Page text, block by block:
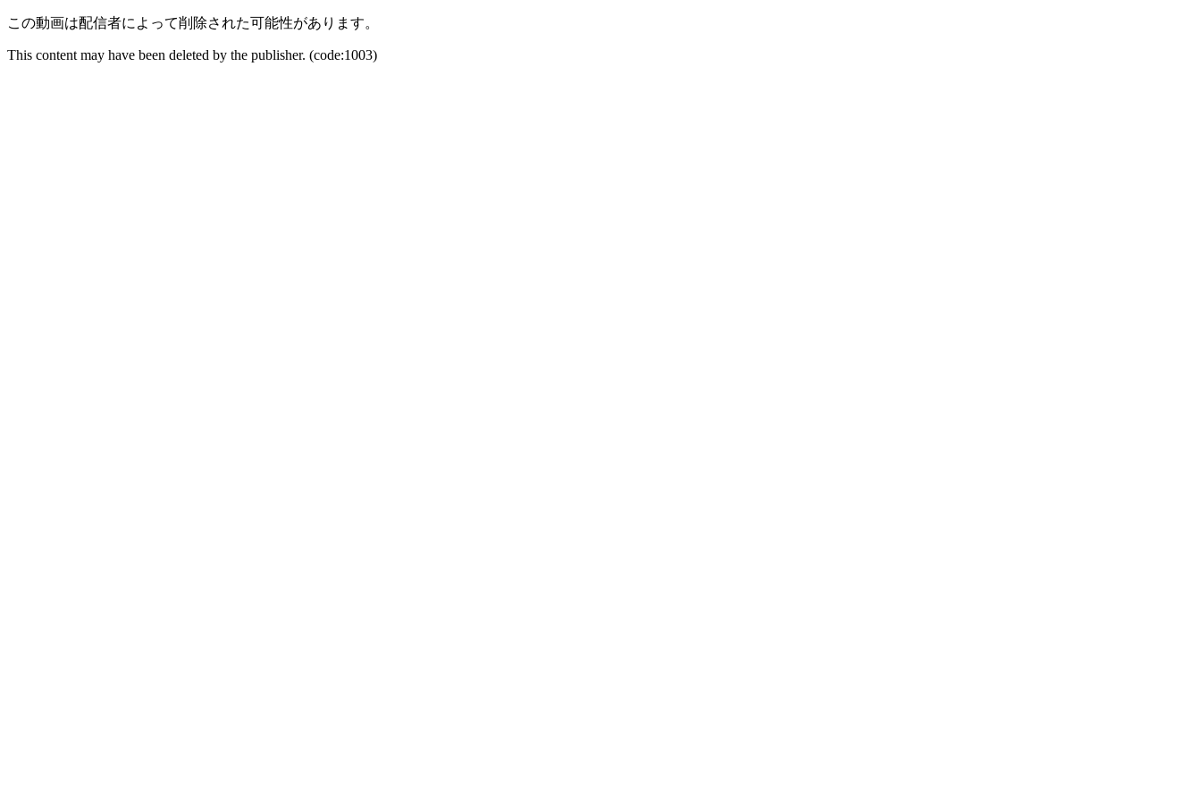
この動画は配信者によって削除された可能性があります。
This content may have been deleted by the publisher. (code:1003)